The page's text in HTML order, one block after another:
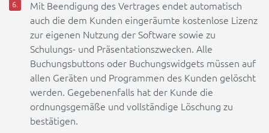
Mit Beendigung des Vertrages endet automatisch
auch die dem Kunden eingeräumte kostenlose Lizenz
zur eigenen Nutzung der Software sowie zu
Schulungs- und Präsentationszwecken. Alle
Buchungsbuttons oder Buchungswidgets müssen auf
allen Geräten und Programmen des Kunden gelöscht
werden. Gegebenenfalls hat der Kunde die
ordnungsgemäße und vollständige Löschung zu
bestätigen.